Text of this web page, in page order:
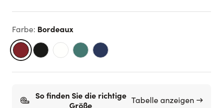
Farbe: Bordeaux
So finden Sie die richtige
Größe
Tabelle anzeigen →